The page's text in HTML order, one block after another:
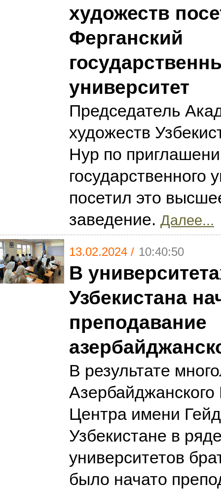
художеств
Ферганский
университет
Председатель
художеств
Нур по
государственного
посетил это
заведение. Далее...
13.02.2024 / 10:40:50
В
Узбекистана
преподавание
В результате
Азербайджанского
Центра имени
Узбекистане в
университетов
было начато